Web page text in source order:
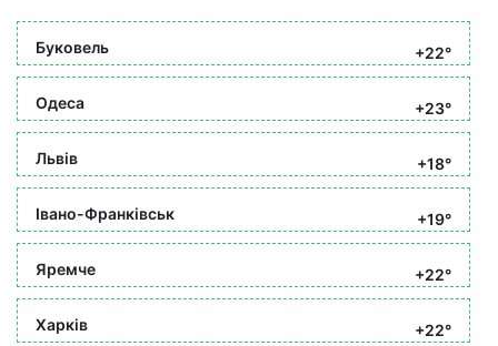
Буковель +22°
Одеса +23°
Львів +18°
Івано-Франківськ +19°
Яремче +22°
Харків
+22°